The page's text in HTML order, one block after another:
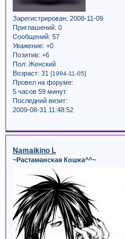
Зарегистрирован: 2008-11-09
Приглашений: 0
Сообщений: 57
Уважение: +0
Позитив: +6
Пол: Женский
Возраст: 31 [1994-11-05]
Провел на форуме:
5 часов 59 минут
Последний визит:
2009-08-31 11:48:52
Namaikino L
~Растаманская Кошка^^~